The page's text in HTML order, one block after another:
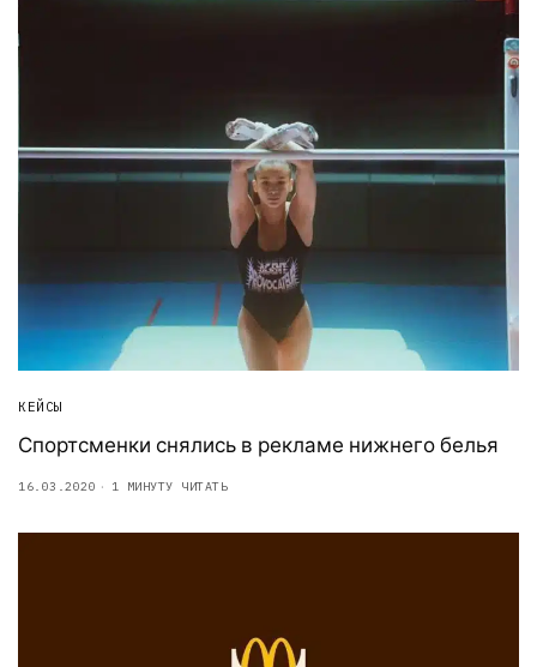
КЕЙСЫ
Спортсменки снялись в рекламе нижнего белья
16.03.2020 1 МИНУТУ ЧИТАТЬ